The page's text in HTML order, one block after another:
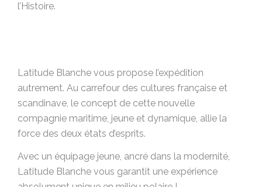
l’Histoire.
Latitude Blanche vous propose l’expédition
autrement. Au carrefour des cultures française et
scandinave, le concept de cette nouvelle
compagnie maritime, jeune et dynamique, allie la
force des deux états d’esprits.
Avec un équipage jeune, ancré dans la modernité,
Latitude Blanche vous garantit une expérience